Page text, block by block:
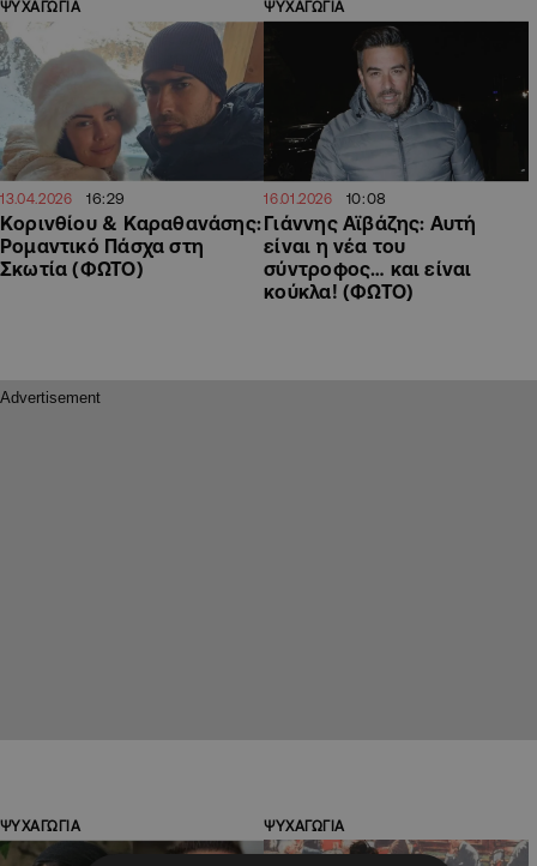
ΨΥΧΑΓΩΓΙΑ
13.04.2026 16:29
Κορινθίου & Καραθανάσης:
Ρομαντικό Πάσχα στη
Σκωτία (ΦΩΤΟ)
ΨΥΧΑΓΩΓΙΑ
16.01.2026 10:08
Γιάννης Αϊβάζης: Αυτή
είναι η νέα του
σύντροφος… και είναι
κούκλα! (ΦΩΤΟ)
ΨΥΧΑΓΩΓΙΑ ΨΥΧΑΓΩΓΙΑ